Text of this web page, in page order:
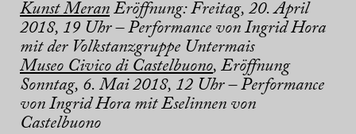
Kunst Meran Eröffnung: Freitag, 20. April
2018, 19 Uhr – Performance von Ingrid Hora
mit der Volkstanzgruppe Untermais
Museo Civico di Castelbuono, Eröffnung
Sonntag, 6. Mai 2018, 12 Uhr – Performance
von Ingrid Hora mit Eselinnen von
Castelbuono